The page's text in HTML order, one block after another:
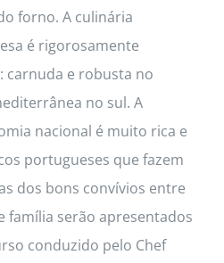
forno. A culinária
é rigorosamente
carnuda e robusta no
no sul. A
nacional é muito rica e
portugueses que fazem
dos bons convívios entre
família serão apresentados
conduzido pelo Chef